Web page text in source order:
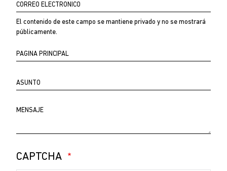
Correo
El contenido de este campo se mantiene privado y no se mostrará
públicamente.
Página
Asunto
Comentario
CAPTCHA